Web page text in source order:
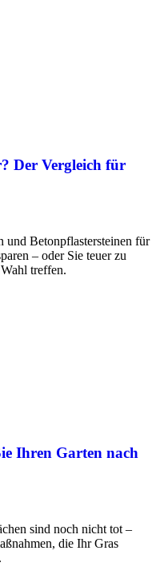
Der Vergleich für
und Betonpflastersteinen für
– oder Sie teuer zu
treffen.
Ihren Garten nach
sind noch nicht tot –
die Ihr Gras